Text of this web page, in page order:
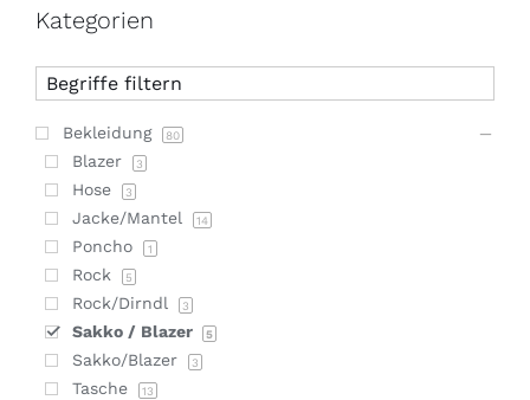
Kategorien
Bekleidung 80
Blazer 3
Hose 3
Jacke/Mantel 14
Poncho 1
Rock 5
Rock/Dirndl 3
Sakko / Blazer 5
Sakko/Blazer 3
Tasche 13